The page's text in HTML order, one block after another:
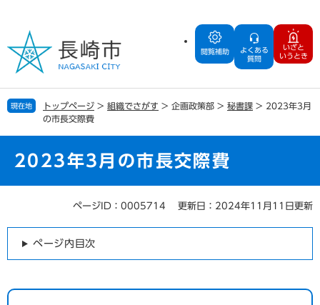
の
で
す
ー
ば
し
閲覧補助
よくある
質問
いざと
いうとき
現在地 トップページ > 組織でさがす > 企画政策部 > 秘書課 > 2023年3月
の市長交際費
2023年3月の市長交際費
ページID：0005714 更新日：2024年11月11日更新
ページ内目次